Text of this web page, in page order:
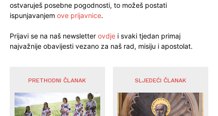
ostvaruješ posebne pogodnosti, to možeš postati
ispunjavanjem ove prijavnice.
Prijavi se na naš newsletter ovdje i svaki tjedan primaj
najvažnije obavijesti vezano za naš rad, misiju i apostolat.
PRETHODNI ČLANAK SLJEDEĆI ČLANAK